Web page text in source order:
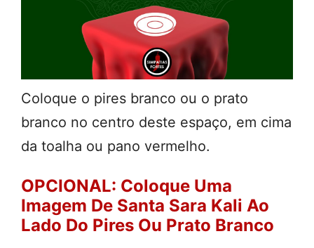
Coloque o pires branco ou o prato
branco no centro deste espaço, em cima
da toalha ou pano vermelho.
OPCIONAL: Coloque Uma
Imagem De Santa Sara Kali Ao
Lado Do Pires Ou Prato Branco